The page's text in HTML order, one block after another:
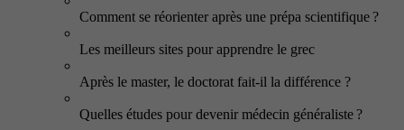
Comment se réorienter après une prépa scientifique ?
Les meilleurs sites pour apprendre le grec
Après le master, le doctorat fait-il la différence ?
Quelles études pour devenir médecin généraliste ?